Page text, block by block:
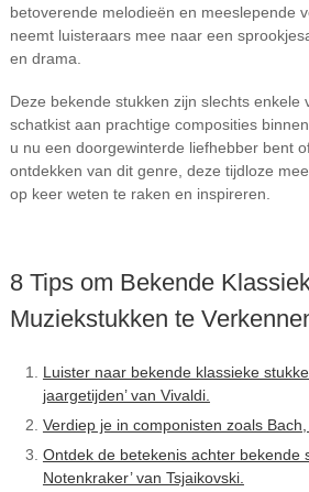
betoverende melodieën en meeslepende
neemt luisteraars mee naar een
en drama.
Deze bekende stukken zijn slechts enkele
schatkist aan prachtige composities
u nu een doorgewinterde liefhebber bent
ontdekken van dit genre, deze tijdloze
op keer weten te raken en inspireren.
8 Tips om Bekende
Muziekstukken te
Luister naar bekende klassieke
jaargetijden’ van Vivaldi.
Verdiep je in componisten zoals
Ontdek de betekenis achter bekende
Notenkraker’ van Tsjaikovski.